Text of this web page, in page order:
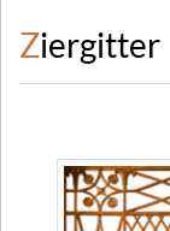
Ziergitter